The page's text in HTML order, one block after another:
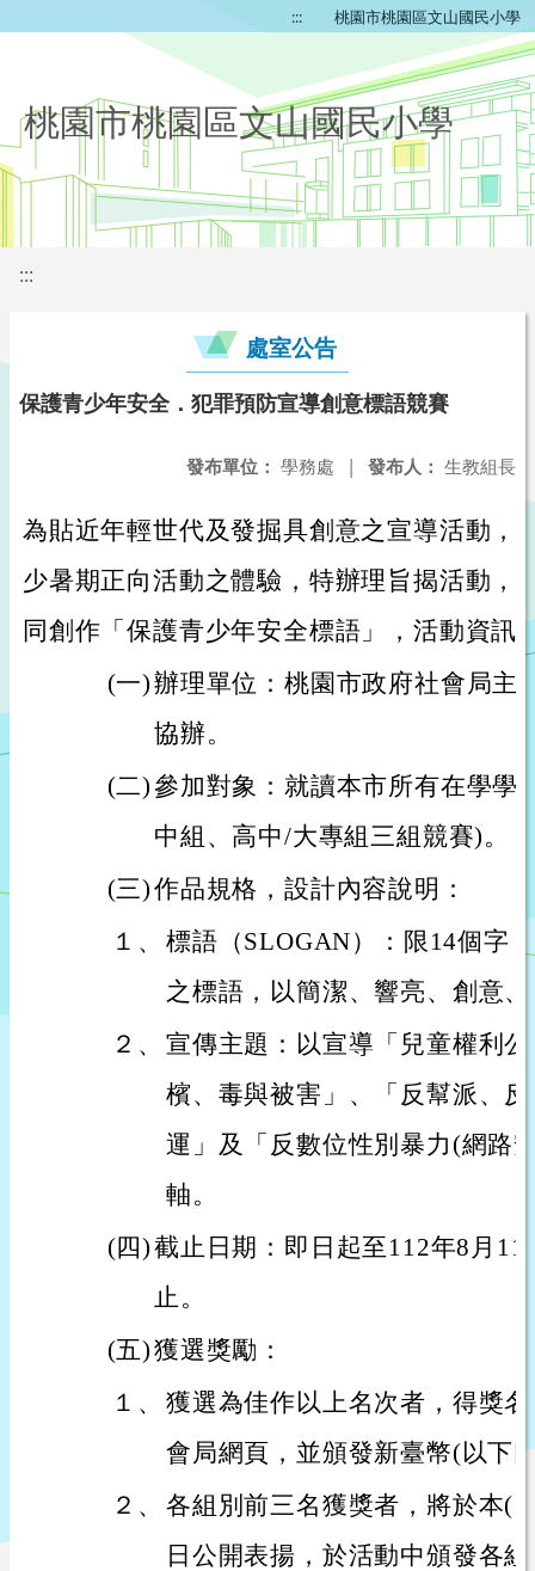
::: 桃園市桃園區文山國民小學
桃園市桃園區文山國民小學
:::
處室公告
保護青少年安全．犯罪預防宣導創意標語競賽
發布人： 生教組長
發布單位： 學務處 |
為貼近年輕世代及發掘具創意之宣導活動，
少暑期正向活動之體驗，特辦理旨揭活動，
同創作「保護青少年安全標語」，活動資訊
(一)辦理單位：桃園市政府社會局主
協辦。
(二)參加對象：就讀本市所有在學學
中組、高中/大專組三組競賽)。
(三)作品規格，設計內容說明：
１、 標語（SLOGAN）：限14個字
之標語，以簡潔、響亮、創意
２、 宣傳主題：以宣導「兒童權利
檳、毒與被害」、「反幫派、
運」及「反數位性別暴力(網路
軸。
(四)截止日期：即日起至112年8月
止。
(五)獲選獎勵：
１、 獲選為佳作以上名次者，得獎
會局網頁，並頒發新臺幣(以下
２、 各組別前三名獲獎者，將於本
日公開表揚，於活動中頒發各